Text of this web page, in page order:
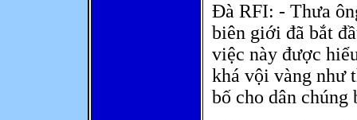
Đà RFI: - Thưa
biên giới đã bắt
việc này được
khá vội vàng như
bố cho dân chúng